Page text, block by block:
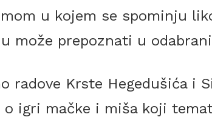
u kojem se spominju
može prepoznati u
radove Krste Hegedušića i
o igri mačke i miša koji